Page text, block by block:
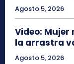
Agosto 5, 2026
Video:
la arrastra
Agosto 5, 2026